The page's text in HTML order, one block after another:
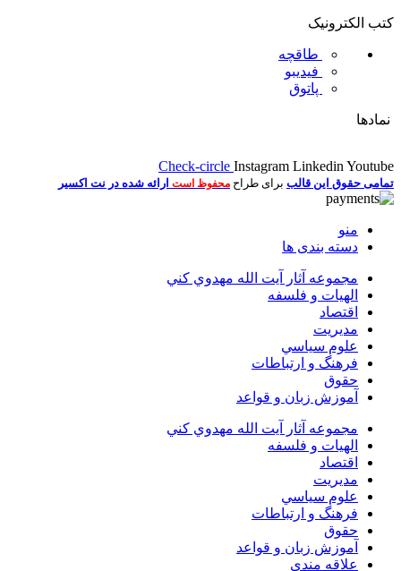
کتب الکترونیک
طاقچه
فیدیبو
پاتوق
نمادها
Check-circle Instagram Linkedin Youtube
تمامی حقوق این قالب برای طراح محفوظ است ارائه شده در نت اکسیر
منو
دسته بندی ها
مجموعه آثار آيت الله مهدوي كني
الهیات و فلسفه
اقتصاد
مديريت
علوم سياسي
فرهنگ و ارتباطات
حقوق
آموزش زبان و قواعد
مجموعه آثار آيت الله مهدوي كني
الهیات و فلسفه
اقتصاد
مديريت
علوم سياسي
فرهنگ و ارتباطات
حقوق
آموزش زبان و قواعد
علاقه مندی